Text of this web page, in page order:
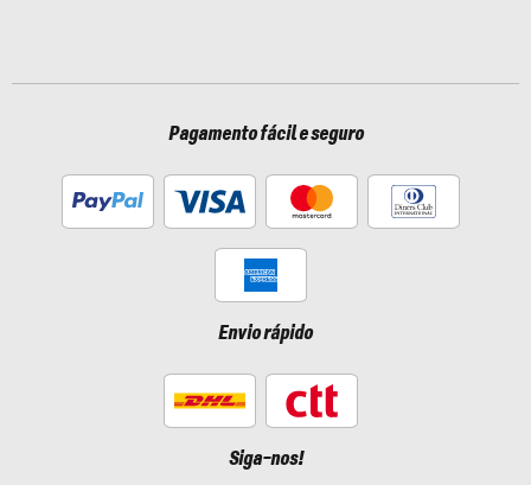
Pagamento fácil e seguro
Envio rápido
Siga-nos!